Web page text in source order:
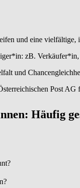
und eine
zB.
und
Post AG
Häufig